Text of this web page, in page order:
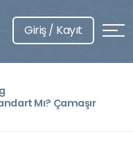
Giriş / Kayıt
Mı? Çamaşır